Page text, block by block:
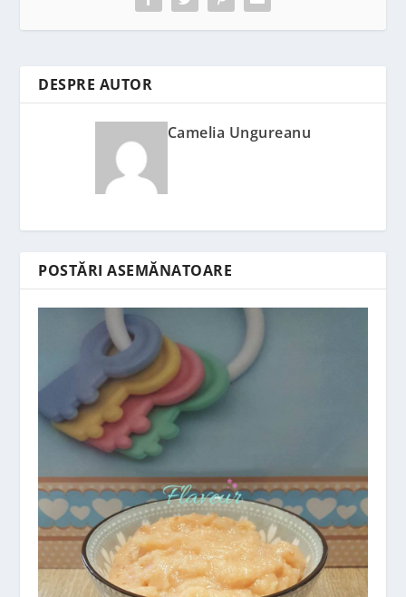
DESPRE AUTOR
Camelia Ungureanu
POSTĂRI ASEMĂNATOARE